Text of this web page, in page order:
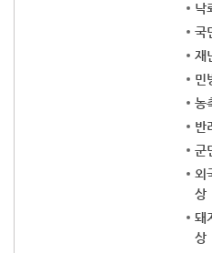
낙
국
재
민
농
반
군
외
상
돼
상